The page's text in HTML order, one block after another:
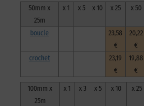
50mm x
25m
x 1 x 5 x 10 x 25 x 50
boucle
23,58
€
20,22
€
crochet
23,19
€
19,88
€
100mm x
25m
x 1 x 3 x 5 x 10 x 25